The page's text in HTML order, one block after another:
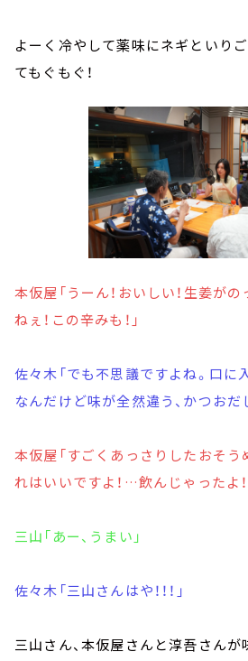
よーく冷やして薬味にネギといり
てもぐもぐ！
本仮屋「うーん！おいしい！生姜が
ねぇ！この辛みも！」
佐々木「でも不思議ですよね。口に
なんだけど味が全然違う、かつおだ
本仮屋「すごくあっさりしたおそう
れはいいですよ！…飲んじゃったよ！全
三山「あー、うまい」
佐々木「三山さんはや！！！」
三山さん、本仮屋さんと淳吾さん